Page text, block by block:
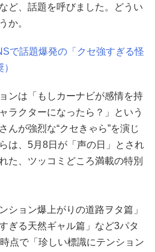
ど、話題を呼びました。どうい
か。
で話題爆発の「クセ強すぎる怪
ンは「もしカーナビが感情を持
ラクターになったら？」という
んが強烈な“クセきゃら”を演じ
は、5月8日が「声の日」とされ
た、ツッコミどころ満載の特別
ション爆上がりの道路ヲタ篇」
ぎる天然ギャル篇」など3パタ
点で「珍しい標識にテンション